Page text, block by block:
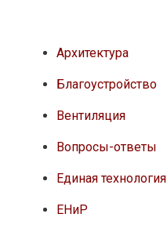
Архитектура
Благоустройство
Вентиляция
Вопросы-ответы
Единая технология
ЕНиР